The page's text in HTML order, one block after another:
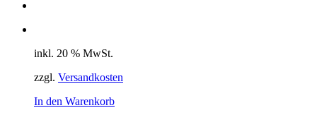
inkl. 20 % MwSt.
zzgl. Versandkosten
In den Warenkorb